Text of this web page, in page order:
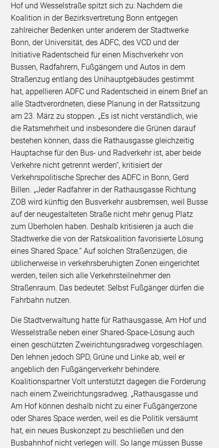
Hof und Wesselstraße spitzt sich zu: Nachdem die
Koalition in der Bezirksvertretung Bonn entgegen
zahlreicher Bedenken unter anderem der Stadtwerke
Bonn, der Universität, des ADFC, des VCD und der
Initiative Radentscheid für einen Mischverkehr von
Bussen, Radfahrern, Fußgängern und Autos in dem
Straßenzug entlang des Unihauptgebäudes gestimmt
hat, appellieren ADFC und Radentscheid in einem Brief an
alle Stadtverordneten, diese Planung in der Ratssitzung
am 23. März zu stoppen. „Es ist nicht verständlich, wie
die Ratsmehrheit und insbesondere die Grünen darauf
bestehen können, dass die Rathausgasse gleichzeitig
Hauptachse für den Bus- und Radverkehr ist, aber beide
Verkehre nicht getrennt werden“, kritisiert der
Verkehrspolitische Sprecher des ADFC in Bonn, Gerd
Billen. „Jeder Radfahrer in der Rathausgasse Richtung
ZOB wird künftig den Busverkehr ausbremsen, weil Busse
auf der neugestalteten Straße nicht mehr genug Platz
zum Überholen haben. Deshalb kritisieren ja auch die
Stadtwerke die von der Ratskoalition favorisierte Lösung
eines Shared Space.“ Auf solchen Straßenzügen, die
üblicherweise in verkehrsberuhigten Zonen eingerichtet
werden, teilen sich alle Verkehrsteilnehmer den
Straßenraum. Das bedeutet: Selbst Fußgänger dürfen die
Fahrbahn nutzen.
Die Stadtverwaltung hatte für Rathausgasse, Am Hof und
Wesselstraße neben einer Shared-Space-Lösung auch
einen geschützten Zweirichtungsradweg vorgeschlagen.
Den lehnen jedoch SPD, Grüne und Linke ab, weil er
angeblich den Fußgängerverkehr behindere.
Koalitionspartner Volt unterstützt dagegen die Forderung
nach einem Zweirichtungsradweg. „Rathausgasse und
Am Hof können deshalb nicht zu einer Fußgängerzone
oder Shares Space werden, weil es die Politik versäumt
hat, ein neues Buskonzept zu beschließen und den
Busbahnhof nicht verlegen will. So lange müssen Busse